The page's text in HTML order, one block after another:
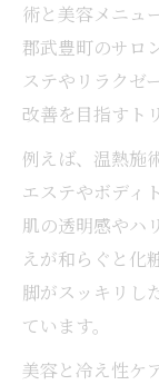
術と美容メニュ
郡武豊町のサロ
ステやリラクゼ
改善を目指すト
例えば、温熱施
エステやボディ
肌の透明感やハ
えが和らぐと化
脚がスッキリし
ています。
美容と冷え性ケ